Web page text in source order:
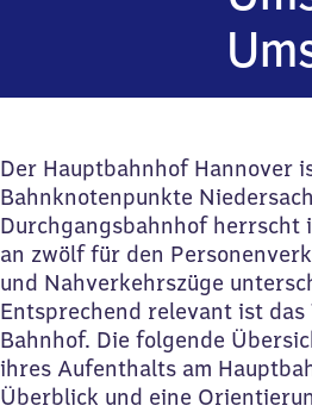
Der Hauptbahnhof Hannover
Bahnknotenpunkte
Durchgangsbahnhof herrscht
an zwölf für den
und Nahverkehrszüge
Entsprechend relevant ist das
Bahnhof. Die folgende
ihres Aufenthalts am
Überblick und eine